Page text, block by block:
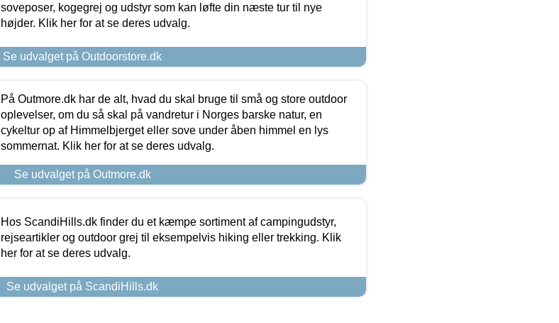
soveposer, kogegrej og udstyr som kan løfte din næste tur til nye
højder. Klik her for at se deres udvalg.
Se udvalget på Outdoorstore.dk
På Outmore.dk har de alt, hvad du skal bruge til små og store outdoor
oplevelser, om du så skal på vandretur i Norges barske natur, en
cykeltur op af Himmelbjerget eller sove under åben himmel en lys
sommernat. Klik her for at se deres udvalg.
Se udvalget på Outmore.dk
Hos ScandiHills.dk finder du et kæmpe sortiment af campingudstyr,
rejseartikler og outdoor grej til eksempelvis hiking eller trekking. Klik
her for at se deres udvalg.
Se udvalget på ScandiHills.dk